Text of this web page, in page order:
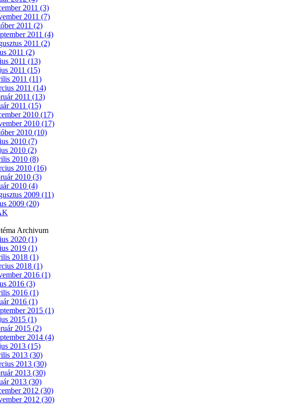
2011 (3)
2011 (7)
2011 (2)
2011 (4)
2011 (2)
2011 (2)
2011 (13)
2011 (15)
2011 (11)
2011 (14)
2011 (13)
2011 (15)
2010 (17)
2010 (17)
2010 (10)
2010 (7)
2010 (2)
2010 (8)
2010 (16)
2010 (3)
2010 (4)
2009 (11)
2009 (20)
Archivum
2020 (1)
2019 (1)
2018 (1)
2018 (1)
2016 (1)
2016 (3)
2016 (1)
2016 (1)
2015 (1)
2015 (1)
2015 (2)
2014 (4)
2013 (15)
2013 (30)
2013 (30)
2013 (30)
2013 (30)
2012 (30)
2012 (30)